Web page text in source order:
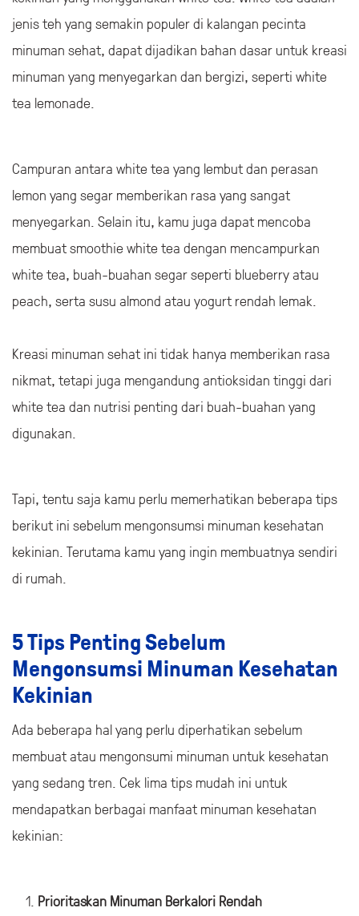
jenis teh yang semakin populer di kalangan pecinta
minuman sehat, dapat dijadikan bahan dasar untuk kreasi
minuman yang menyegarkan dan bergizi, seperti white
tea lemonade.
Campuran antara white tea yang lembut dan perasan
lemon yang segar memberikan rasa yang sangat
menyegarkan. Selain itu, kamu juga dapat mencoba
membuat smoothie white tea dengan mencampurkan
white tea, buah-buahan segar seperti blueberry atau
peach, serta susu almond atau yogurt rendah lemak.
Kreasi minuman sehat ini tidak hanya memberikan rasa
nikmat, tetapi juga mengandung antioksidan tinggi dari
white tea dan nutrisi penting dari buah-buahan yang
digunakan.
Tapi, tentu saja kamu perlu memerhatikan beberapa tips
berikut ini sebelum mengonsumsi minuman kesehatan
kekinian. Terutama kamu yang ingin membuatnya sendiri
di rumah.
5 Tips Penting Sebelum
Mengonsumsi Minuman Kesehatan
Kekinian
Ada beberapa hal yang perlu diperhatikan sebelum
membuat atau mengonsumi minuman untuk kesehatan
yang sedang tren. Cek lima tips mudah ini untuk
mendapatkan berbagai manfaat minuman kesehatan
kekinian:
Prioritaskan Minuman Berkalori Rendah